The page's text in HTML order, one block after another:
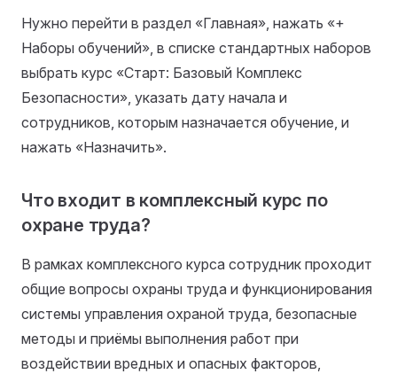
Нужно перейти в раздел «Главная», нажать «+
Наборы обучений», в списке стандартных наборов
выбрать курс «Старт: Базовый Комплекс
Безопасности», указать дату начала и
сотрудников, которым назначается обучение, и
нажать «Назначить».
Что входит в комплексный курс по
охране труда?
В рамках комплексного курса сотрудник проходит
общие вопросы охраны труда и функционирования
системы управления охраной труда, безопасные
методы и приёмы выполнения работ при
воздействии вредных и опасных факторов,